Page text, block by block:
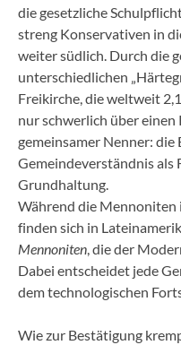
die gesetzliche
streng Konservativen in
weiter südlich. Durch die
unterschiedlichen
Freikirche, die weltweit
nur schwerlich über
gemeinsamer Nenner: die
Gemeindeverständnis als
Grundhaltung.
Während die Mennoniten
finden sich in
Mennoniten , die der
Dabei entscheidet jede
dem technologischen
Wie zur Bestätigung